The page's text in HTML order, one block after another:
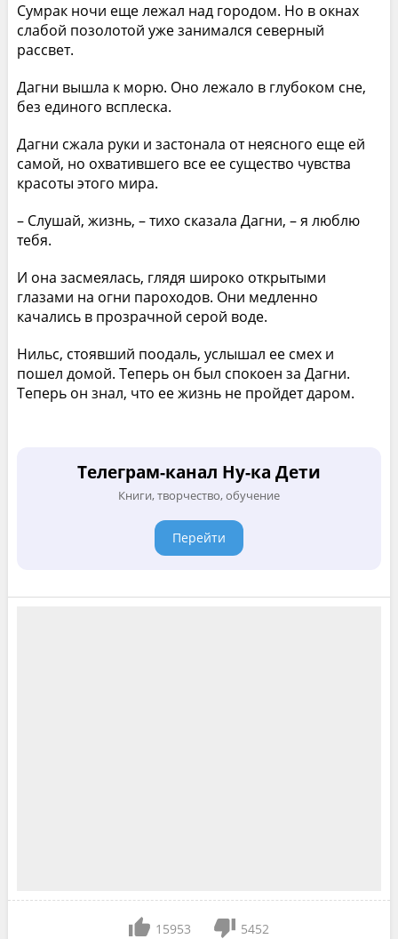
Сумрак ночи еще лежал над городом. Но в окнах
слабой позолотой уже занимался северный
рассвет.
Дагни вышла к морю. Оно лежало в глубоком сне,
без единого всплеска.
Дагни сжала руки и застонала от неясного еще ей
самой, но охватившего все ее существо чувства
красоты этого мира.
– Слушай, жизнь, – тихо сказала Дагни, – я люблю
тебя.
И она засмеялась, глядя широко открытыми
глазами на огни пароходов. Они медленно
качались в прозрачной серой воде.
Нильс, стоявший поодаль, услышал ее смех и
пошел домой. Теперь он был спокоен за Дагни.
Теперь он знал, что ее жизнь не пройдет даром.
Телеграм-канал Ну-ка Дети
Книги, творчество, обучение
Перейти
15953
5452